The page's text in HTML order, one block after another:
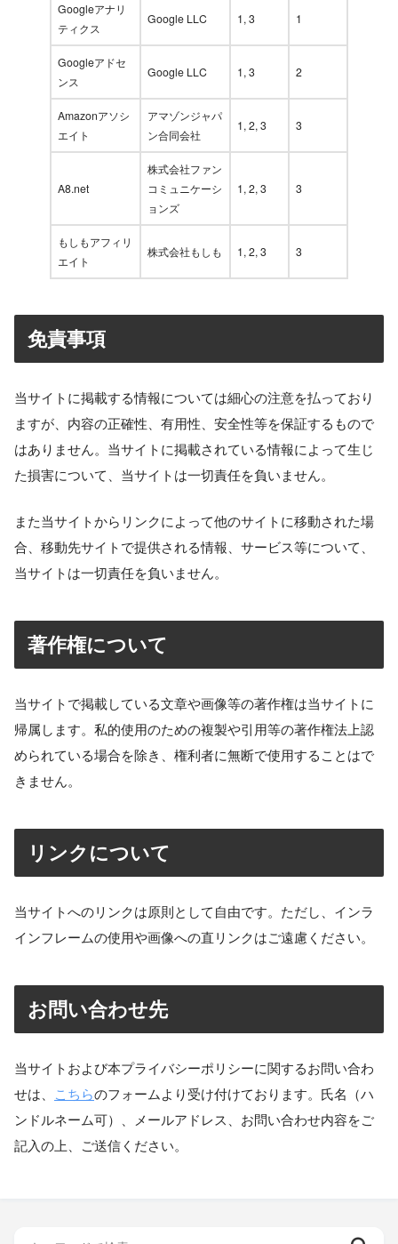
Googleアナリ
ティクス
Google LLC 1, 3 1
Googleアドセ
ンス
Google LLC 1, 3 2
Amazonアソシ
エイト
アマゾンジャパ
ン合同会社
1, 2, 3 3
A8.net
株式会社ファン
コミュニケーシ
ョンズ
1, 2, 3 3
もしもアフィリ
エイト
株式会社もしも 1, 2, 3 3
免責事項
当サイトに掲載する情報については細心の注意を払っており
ますが、内容の正確性、有用性、安全性等を保証するもので
はありません。当サイトに掲載されている情報によって生じ
た損害について、当サイトは一切責任を負いません。
また当サイトからリンクによって他のサイトに移動された場
合、移動先サイトで提供される情報、サービス等について、
当サイトは一切責任を負いません。
著作権について
当サイトで掲載している文章や画像等の著作権は当サイトに
帰属します。私的使用のための複製や引用等の著作権法上認
められている場合を除き、権利者に無断で使用することはで
きません。
リンクについて
当サイトへのリンクは原則として自由です。ただし、インラ
インフレームの使用や画像への直リンクはご遠慮ください。
お問い合わせ先
当サイトおよび本プライバシーポリシーに関するお問い合わ
せは、 こちらのフォームより受け付けております。氏名（ハ
ンドルネーム可）、メールアドレス、お問い合わせ内容をご
記入の上、ご送信ください。